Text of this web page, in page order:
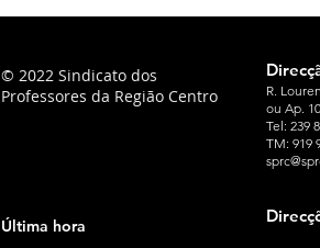
© 2022 Sindicato dos
Professores da Região Centro
R.
ou Ap.
Tel: 239
TM: 919
Última hora